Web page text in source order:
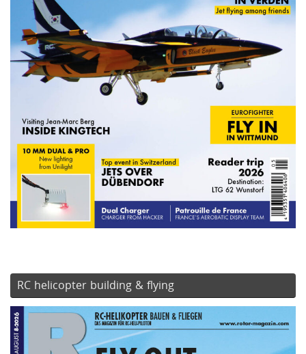
RC helicopter building & flying